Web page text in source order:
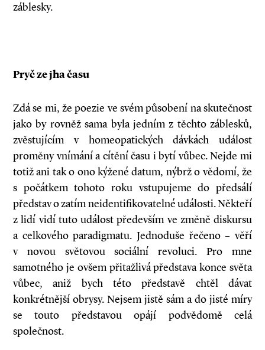
záblesky.
Pryč ze jha času
Zdá se mi, že poezie ve svém působení na skutečnost
jako by rovněž sama byla jedním z těchto záblesků,
zvěstujícím v homeopatických dávkách událost
proměny vnímání a cítění času i bytí vůbec. Nejde mi
totiž ani tak o ono kýžené datum, nýbrž o vědomí, že
s počátkem tohoto roku vstupujeme do předsálí
představ o zatím neidentifikovatelné události. Někteří
z lidí vidí tuto událost především ve změně diskursu
a celkového paradigmatu. Jednoduše řečeno – věří
v novou světovou sociální revoluci. Pro mne
samotného je ovšem přitažlivá představa konce světa
vůbec, aniž bych této představě chtěl dávat
konkrétnější obrysy. Nejsem jistě sám a do jisté míry
se touto představou opájí podvědomě celá
společnost.